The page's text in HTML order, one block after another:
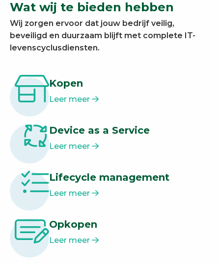
Wat wij te bieden hebben
Wij zorgen ervoor dat jouw bedrijf veilig,
beveiligd en duurzaam blijft met complete IT-
levenscyclusdiensten.
Kopen
Leer meer
Device as a Service
Leer meer
Lifecycle management
Leer meer
Opkopen
Leer meer